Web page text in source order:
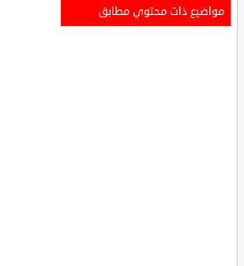
مواضيع ذات محتوي مطابق